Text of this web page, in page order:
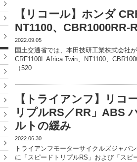
【リコール】ホンダ
NT1100、CBR1000RR-
2022.09.05
国土交通省では、本田技研工業株式会社
CRF1100L Africa Twin、NT1100、
（520
【トライアンフ】リコ
リプルRS／RR」ABS
ルトの緩み
2022.06.30
トライアンフモーターサイクルズジャパ
に「スピードトリプルRS」および「スピ